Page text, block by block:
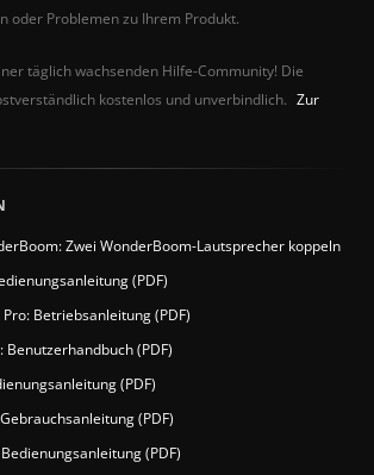
oder Problemen zu Ihrem Produkt.
täglich wachsenden Hilfe-Community! Die
kostenlos und unverbindlich. Zur
Zwei WonderBoom-Lautsprecher koppeln
(PDF)
Betriebsanleitung (PDF)
Benutzerhandbuch (PDF)
(PDF)
(PDF)
(PDF)